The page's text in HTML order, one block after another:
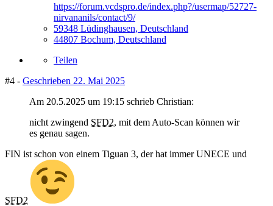
https://forum.vcdspro.de/index.php?/usermap/52727-
nirvananils/contact/9/
59348 Lüdinghausen, Deutschland
44807 Bochum, Deutschland
Teilen
#4 - Geschrieben 22. Mai 2025
Am 20.5.2025 um 19:15 schrieb Christian:
nicht zwingend SFD2, mit dem Auto-Scan können wir
es genau sagen.
FIN ist schon von einem Tiguan 3, der hat immer UNECE und
SFD2